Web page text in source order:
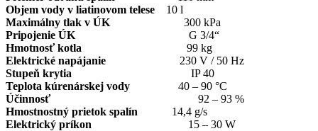
Objem vody v liatinovom telese 10 l
Maximálny tlak v ÚK 300 kPa
Pripojenie ÚK G 3/4“
Hmotnosť kotla 99 kg
Elektrické napájanie 230 V / 50 Hz
Stupeň krytia IP 40
Teplota kúrenárskej vody 40 – 90 °C
Účinnosť92 – 93 %
Hmostnostný prietok spalín 14,4 g/s
Elektrický príkon 15 – 30 W